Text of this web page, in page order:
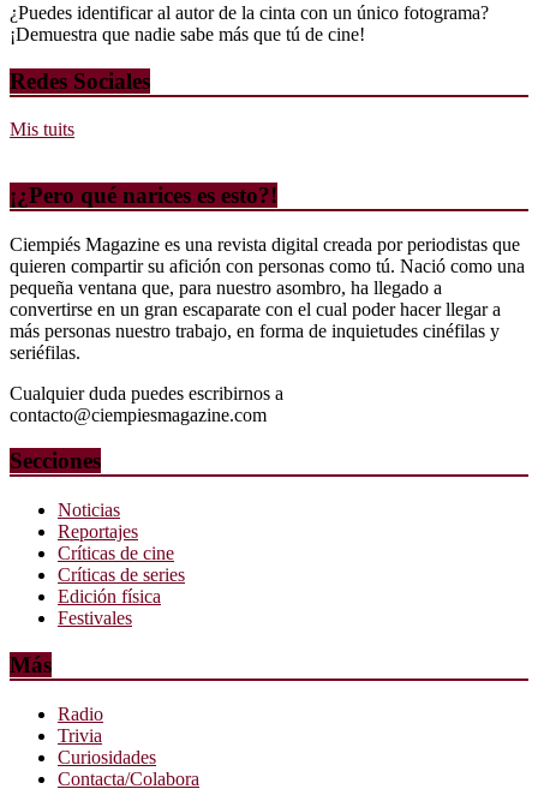
¿Puedes identificar al autor de la cinta con un único fotograma?
¡Demuestra que nadie sabe más que tú de cine!
Redes Sociales
Mis tuits
¡¿Pero qué narices es esto?!
Ciempiés Magazine es una revista digital creada por periodistas que
quieren compartir su afición con personas como tú. Nació como una
pequeña ventana que, para nuestro asombro, ha llegado a
convertirse en un gran escaparate con el cual poder hacer llegar a
más personas nuestro trabajo, en forma de inquietudes cinéfilas y
seriéfilas.
Cualquier duda puedes escribirnos a
contacto@ciempiesmagazine.com
Secciones
Noticias
Reportajes
Críticas de cine
Críticas de series
Edición física
Festivales
Más
Radio
Trivia
Curiosidades
Contacta/Colabora